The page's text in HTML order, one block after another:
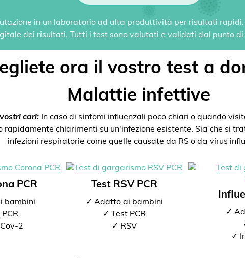
in un laboratorio ad alta produttività per risultati rapidi.
dei risultati. Tutti i test sono valutati e validati dal punto
ora il vostro test a
Malattie infettive
cari:In caso di sintomi influenzali poco chiari o quando
rapidamente chiarimenti su un'infezione esistente. Sia che si
infezioni respiratorie come quelle causate da RS o da virus
PCR
bambini
2
Test RSV PCR
✓ Adatto ai bambini
✓ Test PCR
✓ RSV
✓
✓